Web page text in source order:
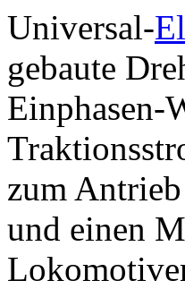
Universal-
gebaute
Einphasen-
zum
und einen